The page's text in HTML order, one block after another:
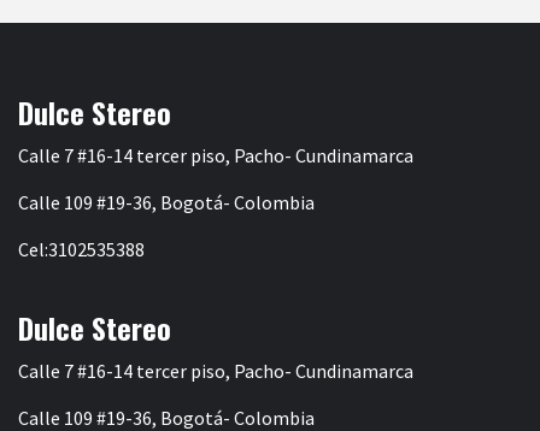
Dulce Stereo
Calle 7 #16-14 tercer piso, Pacho- Cundinamarca
Calle 109 #19-36, Bogotá- Colombia
Cel:3102535388
Dulce Stereo
Calle 7 #16-14 tercer piso, Pacho- Cundinamarca
Calle 109 #19-36, Bogotá- Colombia